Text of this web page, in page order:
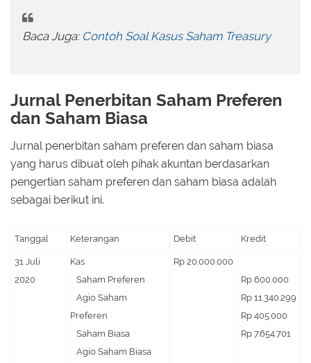
Baca Juga: Contoh Soal Kasus Saham Treasury
Jurnal Penerbitan Saham Preferen
dan Saham Biasa
Jurnal penerbitan saham preferen dan saham biasa
yang harus dibuat oleh pihak akuntan berdasarkan
pengertian saham preferen dan saham biasa adalah
sebagai berikut ini.
Tanggal Keterangan Debit Kredit
31 Juli
2020
Kas
Saham Preferen
Agio Saham
Preferen
Saham Biasa
Agio Saham Biasa
Rp 20.000.000
Rp 600.000
Rp 11.340.299
Rp 405.000
Rp 7.654.701